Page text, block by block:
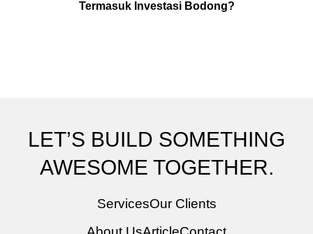
Termasuk Investasi Bodong?
LET’S BUILD SOMETHING
AWESOME TOGETHER.
ServicesOur Clients